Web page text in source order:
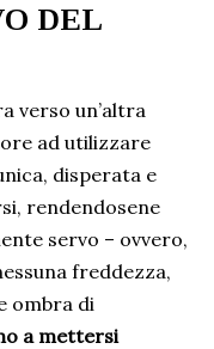
DEL
verso un’altra
ad utilizzare
disperata e
rendendosene
servo – ovvero,
freddezza,
ombra di
a mettersi